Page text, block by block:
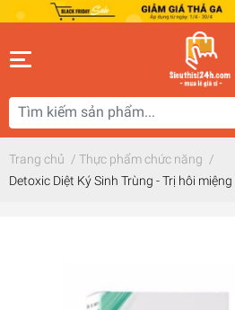
Trang chủ / Thực phẩm chức năng /
Detoxic Diệt Ký Sinh Trùng - Trị hôi